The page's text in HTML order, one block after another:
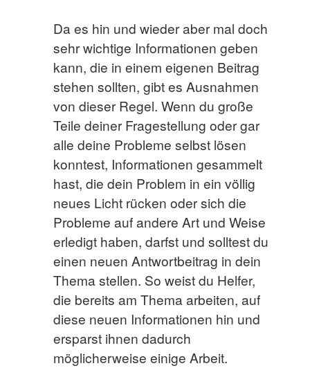
Da es hin und wieder aber mal doch
sehr wichtige Informationen geben
kann, die in einem eigenen Beitrag
stehen sollten, gibt es Ausnahmen
von dieser Regel. Wenn du große
Teile deiner Fragestellung oder gar
alle deine Probleme selbst lösen
konntest, Informationen gesammelt
hast, die dein Problem in ein völlig
neues Licht rücken oder sich die
Probleme auf andere Art und Weise
erledigt haben, darfst und solltest du
einen neuen Antwortbeitrag in dein
Thema stellen. So weist du Helfer,
die bereits am Thema arbeiten, auf
diese neuen Informationen hin und
ersparst ihnen dadurch
möglicherweise einige Arbeit.